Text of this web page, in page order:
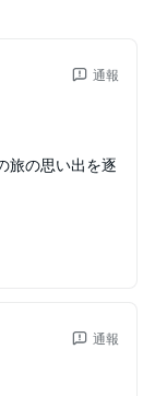
通報
旅の思い出を逐
通報